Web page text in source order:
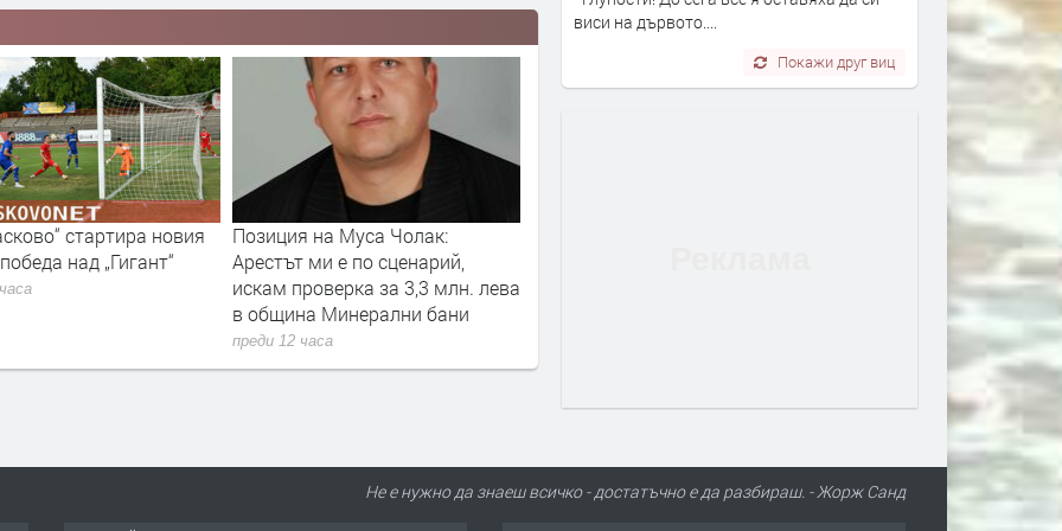
на Муса Чолак:
ми е по сценарий,
за 3,3 млн. лева
РИОСВ – Хасково наложи
санкции за 14 420 евро през
юли
преди 12 часа
Обявиха екстремен риск
пожари в област
виси на дървото....
Покажи друг виц
Не е нужно да знаеш всичко - достатъчно е да разбираш. - Жорж Санд